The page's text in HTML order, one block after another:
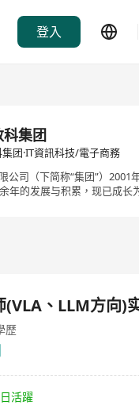
登入
集团
团·IT資訊科技/電子商務
公司（下简称“集团”）2001
年的发展与积累，现已成长
于对行业的深
经济发展趋势，以产业数字
行业。在智慧文旅领域，已
5A景区、逾千万游客提供了
领域，集团自研融合卫星通
户提供集生态监测、灾害预
；在智慧城市领域，集团专
的智城云，聚焦智慧社区、
景，提供可配置式专属云服
(VLA、LLM方向)
歷
活躍